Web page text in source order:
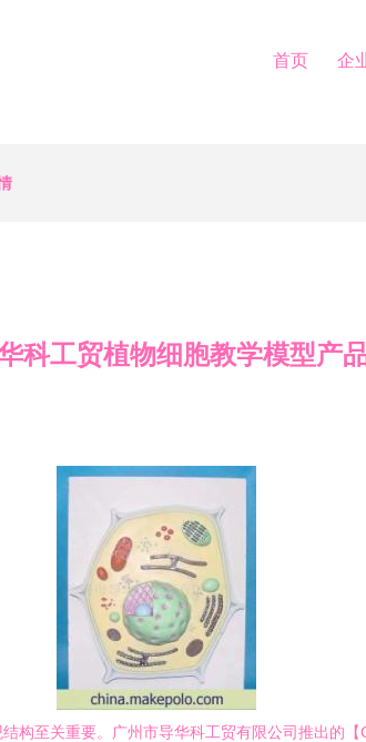
首页 企
科工贸植物细胞教学模型产
构至关重要。广州市导华科工贸有限公司推出的